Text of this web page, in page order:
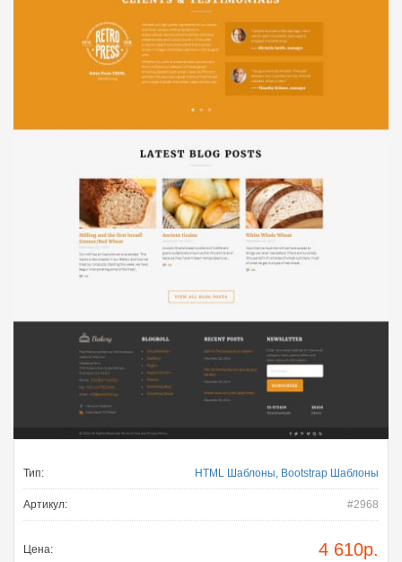
Тип: HTML Шаблоны, Bootstrap Шаблоны
Артикул: #2968
Цена: 4 610р.